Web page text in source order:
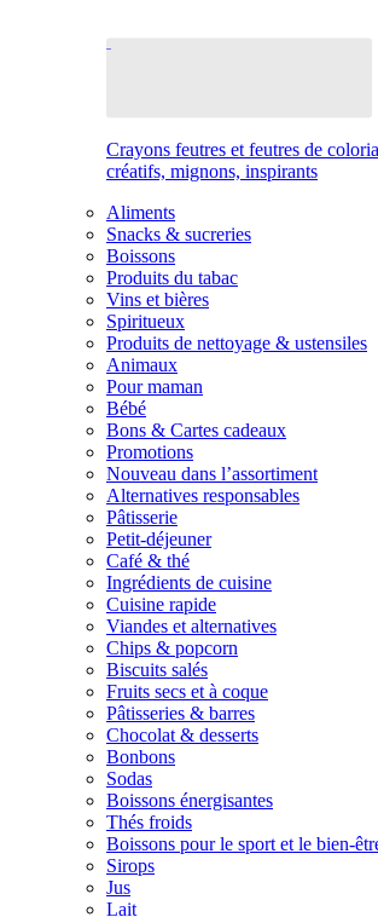
Crayons feutres et feutres de
créatifs, mignons, inspirants
Aliments
Snacks & sucreries
Boissons
Produits du tabac
Vins et bières
Spiritueux
Produits de nettoyage & ustensiles
Animaux
Pour maman
Bébé
Bons & Cartes cadeaux
Promotions
Nouveau dans l’assortiment
Alternatives responsables
Pâtisserie
Petit-déjeuner
Café & thé
Ingrédients de cuisine
Cuisine rapide
Viandes et alternatives
Chips & popcorn
Biscuits salés
Fruits secs et à coque
Pâtisseries & barres
Chocolat & desserts
Bonbons
Sodas
Boissons énergisantes
Thés froids
Boissons pour le sport et le bien-
Sirops
Jus
Lait